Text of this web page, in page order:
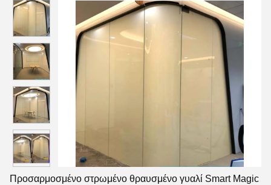
Προστασία ιδιωτικής ζωής PDLC
Προσαρμοσμένο στρωμένο θραυσμένο γυαλί Smart Magic